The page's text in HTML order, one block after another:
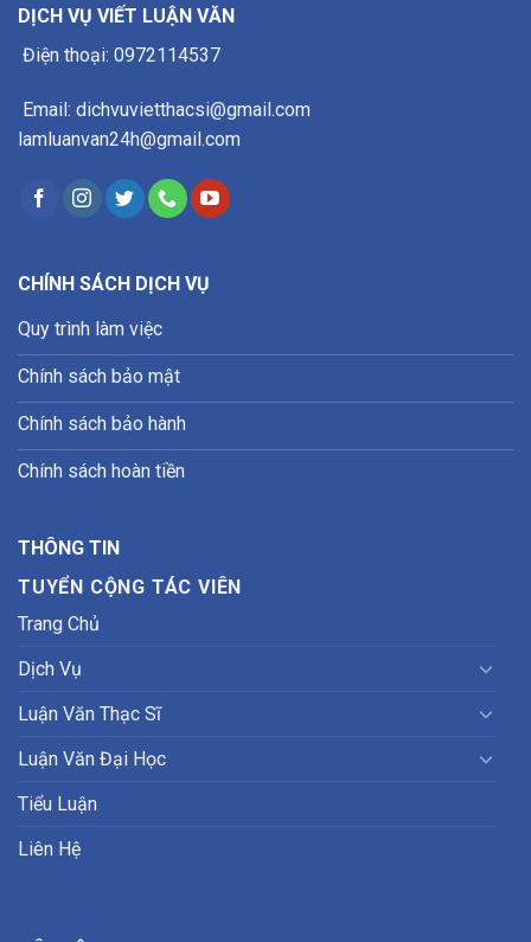
DỊCH VỤ VIẾT LUẬN VĂN
Điện thoại: 0972114537
Email: dichvuvietthacsi@gmail.com
lamluanvan24h@gmail.com
CHÍNH SÁCH DỊCH VỤ
Quy trình làm việc
Chính sách bảo mật
Chính sách bảo hành
Chính sách hoàn tiền
THÔNG TIN
TUYỂN CỘNG TÁC VIÊN
Trang Chủ
Dịch Vụ
Luận Văn Thạc Sĩ
Luận Văn Đại Học
Tiểu Luận
Liên Hệ